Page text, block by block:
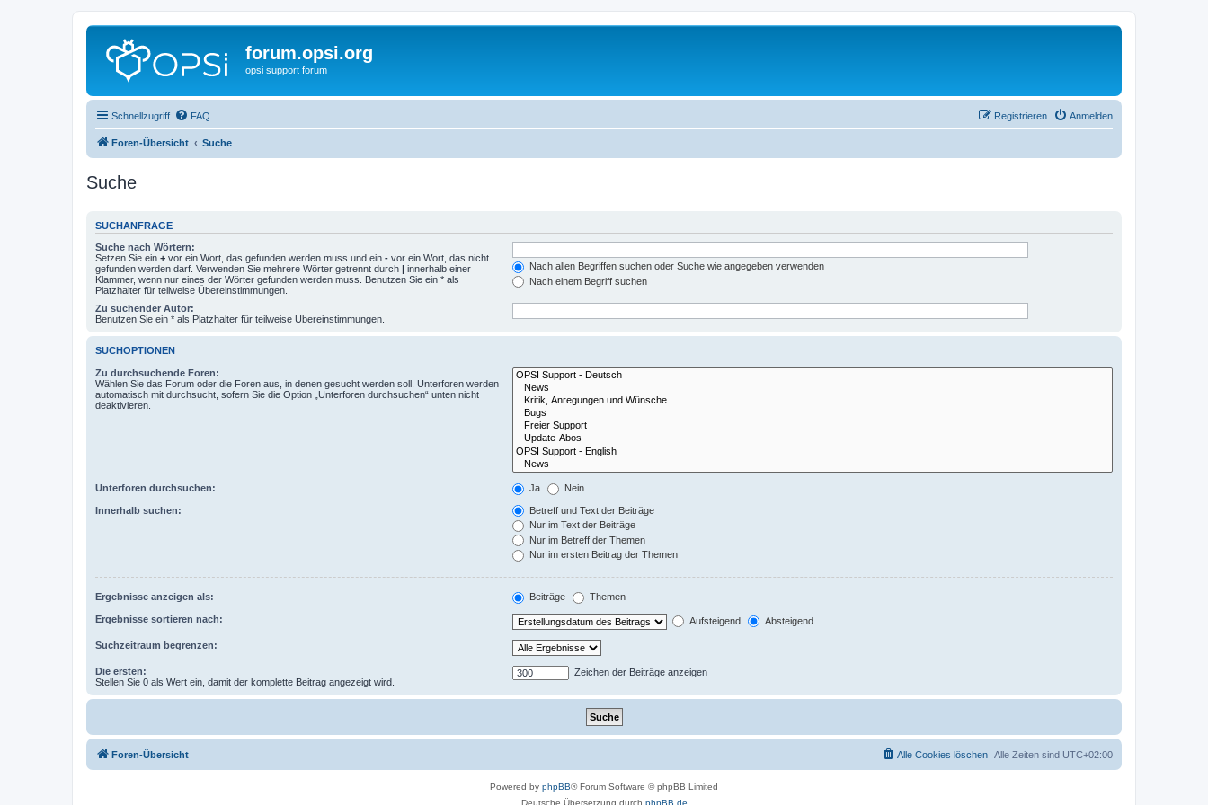
forum.opsi.org
opsi support forum
Schnellzugriff FAQ Anmelden
Registrieren
Foren-Übersicht Suche
Suche
SUCHANFRAGE
Suche nach Wörtern:
Setzen Sie ein + vor ein Wort, das gefunden werden muss und ein - vor ein Wort, das nicht
gefunden werden darf. Verwenden Sie mehrere Wörter getrennt durch | innerhalb einer
Klammer, wenn nur eines der Wörter gefunden werden muss. Benutzen Sie ein * als
Platzhalter für teilweise Übereinstimmungen.
Nach allen Begriffen suchen oder Suche wie angegeben verwenden
Nach einem Begriff suchen
Zu suchender Autor:
Benutzen Sie ein * als Platzhalter für teilweise Übereinstimmungen.
SUCHOPTIONEN
Zu durchsuchende Foren:
Wählen Sie das Forum oder die Foren aus, in denen gesucht werden soll. Unterforen werden
automatisch mit durchsucht, sofern Sie die Option „Unterforen durchsuchen“ unten nicht
deaktivieren.
Unterforen durchsuchen: Ja Nein
Innerhalb suchen:
Betreff und Text der Beiträge
Nur im Text der Beiträge
Nur im Betreff der Themen
Nur im ersten Beitrag der Themen
Ergebnisse anzeigen als: Beiträge Themen
Ergebnisse sortieren nach: Aufsteigend Absteigend
Suchzeitraum begrenzen:
Die ersten:
Stellen Sie 0 als Wert ein, damit der komplette Beitrag angezeigt wird.
Zeichen der Beiträge anzeigen
Foren-Übersicht Alle Zeiten sind UTC+02:00
Alle Cookies löschen
Powered by phpBB® Forum Software © phpBB Limited
Deutsche Übersetzung durch phpBB.de